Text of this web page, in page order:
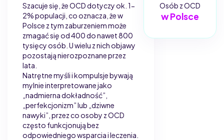
Szacuje się, że OCD dotyczy ok. 1-
2% populacji, co oznacza, że w
Polsce z tym zaburzeniem może
zmagać się od 400 do nawet 800
tysięcy osób. U wielu z nich objawy
pozostają nierozpoznane przez
lata.
Natrętne myśli i kompulsje bywają
mylnie interpretowane jako
„nadmierna dokładność”,
„perfekcjonizm” lub „dziwne
nawyki”, przez co osoby z OCD
często funkcjonują bez
odpowiedniego wsparcia i leczenia.
Osób z OCD
w Polsce